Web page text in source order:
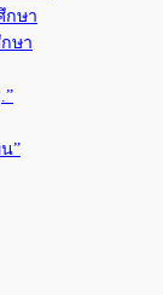
กษา
ษา
”